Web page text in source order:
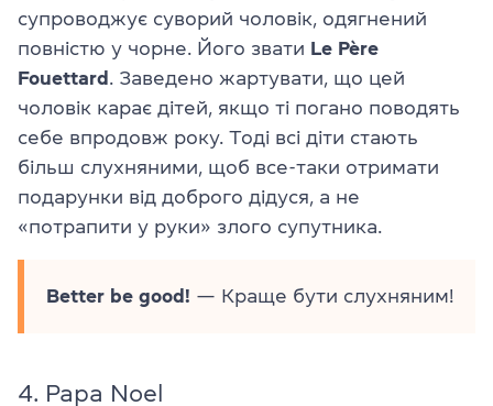
супроводжує суворий чоловік, одягнений
повністю у чорне. Його звати Le Père
Fouettard . Заведено жартувати, що цей
чоловік карає дітей, якщо ті погано поводять
себе впродовж року. Тоді всі діти стають
більш слухняними, щоб все-таки отримати
подарунки від доброго дідуся, а не
«потрапити у руки» злого супутника.
Better be good! — Краще бути слухняним!
4. Papa Noel